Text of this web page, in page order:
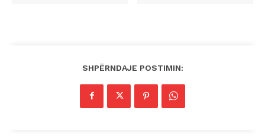
SHPËRNDAJE POSTIMIN: